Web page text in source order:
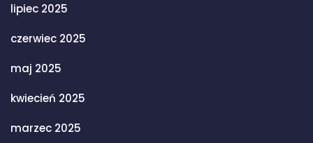
lipiec 2025
czerwiec 2025
maj 2025
kwiecień 2025
marzec 2025